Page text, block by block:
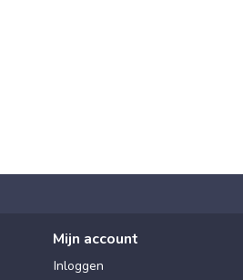
Mijn account
Inloggen